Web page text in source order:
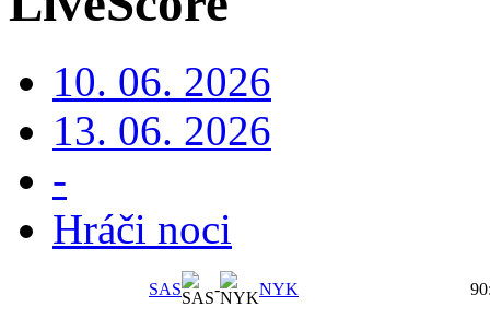
10. 06. 2026
13. 06. 2026
-
Hráči noci
SAS - NYK 90